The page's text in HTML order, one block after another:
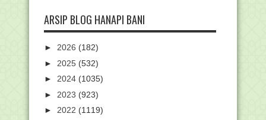
ARSIP BLOG HANAPI BANI
► 2026 (182)
► 2025 (532)
► 2024 (1035)
► 2023 (923)
► 2022 (1119)